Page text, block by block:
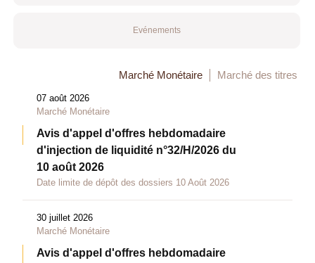
Evénements
Marché Monétaire Marché des titres
07 août 2026
Marché Monétaire
Avis d'appel d'offres hebdomadaire
d'injection de liquidité n°32/H/2026 du
10 août 2026
Date limite de dépôt des dossiers 10 Août 2026
30 juillet 2026
Marché Monétaire
Avis d'appel d'offres hebdomadaire